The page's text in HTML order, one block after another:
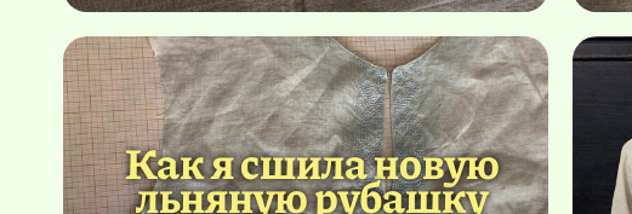
Как я сшила новую
льняную рубашку